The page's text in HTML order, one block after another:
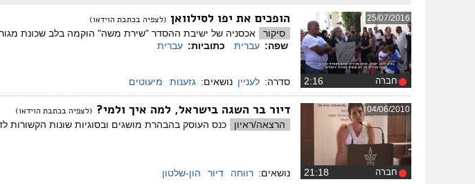
25/07/2016
חברה
הופכים את יפו לסילוואן (לצפיה בכתבת הוידאו)
סיקור
אכסניה של ישיבת ההסדר "שירת משה" הוקמה בלב שכונת
שפה: עברית כתוביות: עברית
סדרה: לעניין נושאים: גזענות מיעוטים
04/06/2010
חברה
דיור בר השגה בישראל, למה איך ולמי? (לצפיה בכתבת הוידאו)
הרצאה/ראיון כנס העוסק בהבהרת מושגים ובסוגיות שונות הקשורות
נושאים: רווחה דיור הון-שלטון